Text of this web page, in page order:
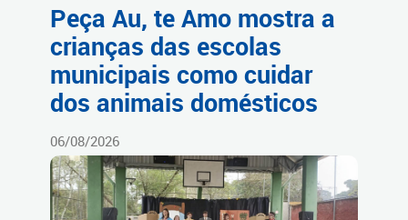
Peça Au, te Amo mostra a
crianças das escolas
municipais como cuidar
dos animais domésticos
06/08/2026